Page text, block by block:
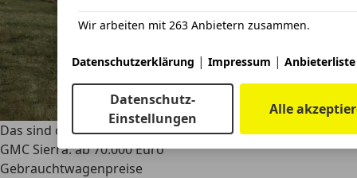
Das sind dieNeupreise für GMC Pick-ups 2023:
GMC Sierra: ab 70.000 Euro
Gebrauchtwagenpreise
Wir arbeiten mit 263 Anbietern zusammen.
Datenschutzerklärung | Impressum | Anbieterliste
Datenschutz-
Einstellungen
Alle